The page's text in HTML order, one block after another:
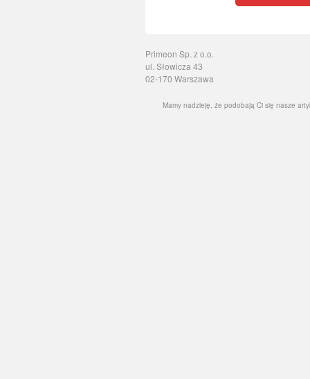
Primeon Sp. z o.o.
ul. Słowicza 43
02-170 Warszawa
Mamy nadzieję, że podobają Ci się nasze